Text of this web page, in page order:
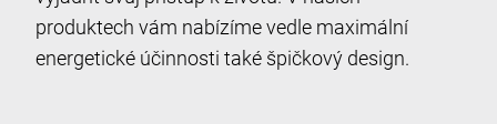
produktech vám nabízíme vedle maximální
energetické účinnosti také špičkový design.